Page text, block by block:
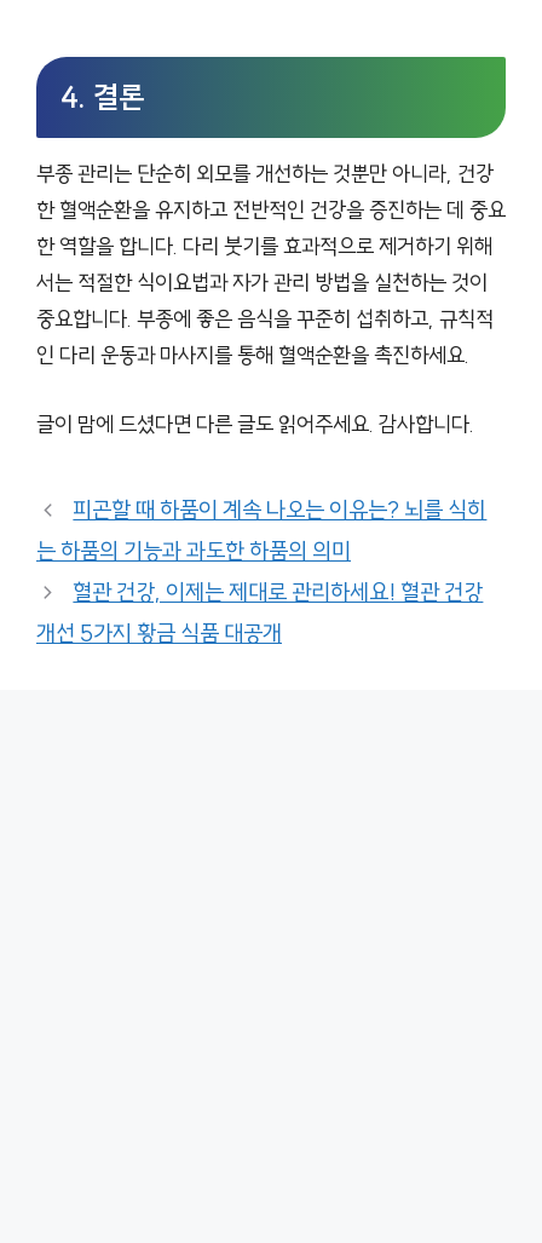
4. 결론
부종 관리는 단순히 외모를 개선하는 것뿐만 아니라, 건강
한 혈액순환을 유지하고 전반적인 건강을 증진하는 데 중요
한 역할을 합니다. 다리 붓기를 효과적으로 제거하기 위해
서는 적절한 식이요법과 자가 관리 방법을 실천하는 것이
중요합니다. 부종에 좋은 음식을 꾸준히 섭취하고, 규칙적
인 다리 운동과 마사지를 통해 혈액순환을 촉진하세요.
글이 맘에 드셨다면 다른 글도 읽어주세요. 감사합니다.
피곤할 때 하품이 계속 나오는 이유는? 뇌를 식히
는 하품의 기능과 과도한 하품의 의미
혈관 건강, 이제는 제대로 관리하세요! 혈관 건강
개선 5가지 황금 식품 대공개